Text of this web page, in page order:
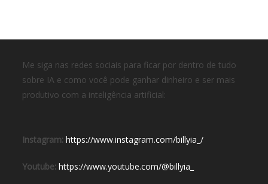
Me siga nas redes sociais para ficar por dentro de tudo
sobre IA e como você pode ganhar dinheiro e ser mais
produtivo com a inteligência artificial:
Instagram: https://www.instagram.com/billyia_/
Youtube: https://www.youtube.com/@billyia_